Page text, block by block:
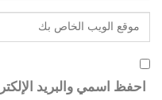
احفظ اسمي والبريد